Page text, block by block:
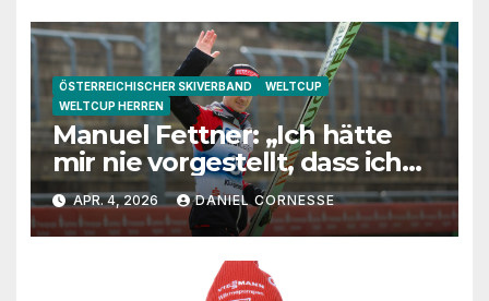
ÖSTERREICHISCHER SKIVERBAND
WELTCUP
WELTCUP HERREN
Manuel Fettner: „Ich hätte
mir nie vorgestellt, dass ich
so lange springe“
APR. 4, 2026 DANIEL CORNESSE